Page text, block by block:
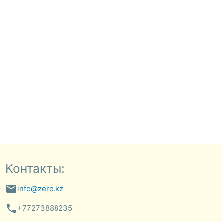
Контакты:
emailinfo@zero.kz
phone +77273888235